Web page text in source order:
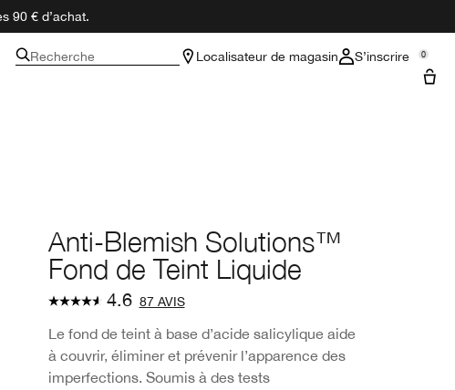
90 € d’achat.
Recherche Localisateur de magasin S’inscrire 0
Anti-Blemish Solutions™
Fond de Teint Liquide
4.6 87 AVIS
Le fond de teint à base d’acide salicylique aide
à couvrir, éliminer et prévenir l’apparence des
imperfections. Soumis à des tests